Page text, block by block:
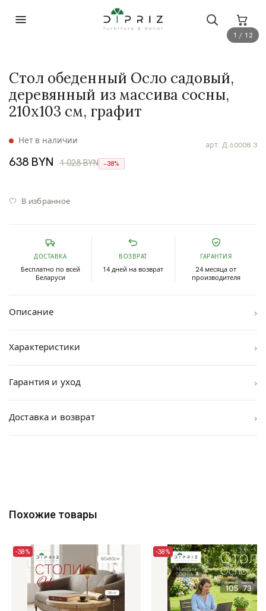
1 / 12
арт. Д.60008.3
Нет в наличии
Стол обеденный Осло садовый,
деревянный из массива сосны,
210х103 см, графит
638 BYN 1 028 BYN −38%
В избранное
ДОСТАВКА
Бесплатно по всей
Беларуси
ВОЗВРАТ
14 дней на возврат
ГАРАНТИЯ
24 месяца от
производителя
Описание ›
Характеристики ›
Гарантия и уход ›
Доставка и возврат ›
Похожие товары
-38% -38%